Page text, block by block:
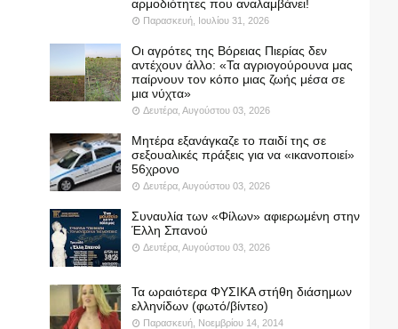
αρμοδιότητες που αναλαμβάνει!
Παρασκευή, Ιουλίου 31, 2026
Οι αγρότες της Βόρειας Πιερίας δεν
αντέχουν άλλο: «Τα αγριογούρουνα μας
παίρνουν τον κόπο μιας ζωής μέσα σε
μια νύχτα»
Δευτέρα, Αυγούστου 03, 2026
Μητέρα εξανάγκαζε το παιδί της σε
σεξουαλικές πράξεις για να «ικανοποιεί»
56χρονο
Δευτέρα, Αυγούστου 03, 2026
Συναυλία των «Φίλων» αφιερωμένη στην
Έλλη Σπανού
Δευτέρα, Αυγούστου 03, 2026
Τα ωραιότερα ΦΥΣΙΚΑ στήθη διάσημων
ελληνίδων (φωτό/βίντεο)
Παρασκευή, Νοεμβρίου 14, 2014